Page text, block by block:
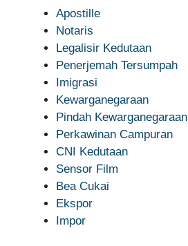
Apostille
Notaris
Legalisir Kedutaan
Penerjemah Tersumpah
Imigrasi
Kewarganegaraan
Pindah Kewarganegaraan
Perkawinan Campuran
CNI Kedutaan
Sensor Film
Bea Cukai
Ekspor
Impor